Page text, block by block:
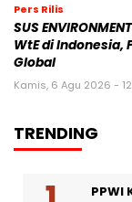
Pers Rilis
SUS
WtE di Indonesia,
Global
Kamis, 6 Agu 2026 -
TRENDING
PPWI